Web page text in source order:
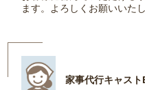
ます。よろしくお願いいたし
家事代行キャス